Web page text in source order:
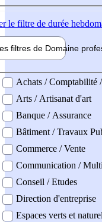
le filtre de durée
filtres de Domaine pro
professionel
Achats / Comptabilité
Arts / Artisanat d'art
Banque / Assurance
Bâtiment / Travaux
Commerce / Vente
Communication /
Conseil / Etudes
Direction d'entreprise
Espaces verts et